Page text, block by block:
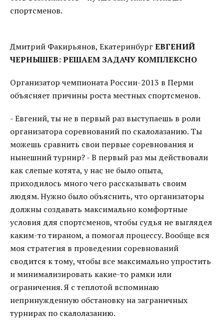
спортсменов.
Дмитрий Факирьянов, Екатеринбург ЕВГЕНИЙ
ЧЕРНЫШЕВ: РЕШАЕМ ЗАДАЧУ КОМПЛЕКСНО
Организатор чемпионата России-2013 в Перми
объясняет причины роста местных спортсменов.
- Евгений, ты не в первый раз выступаешь в роли
организатора соревнований по скалолазанию. Ты
можешь сравнить свои первые соревнования и
нынешний турнир? - В первый раз мы действовали
как слепые котята, у нас не было опыта,
приходилось много чего рассказывать своим
людям. Нужно было объяснить, что организаторы
должны создавать максимально комфортные
условия для спортсменов, чтобы судья не выглядел
каким-то тираном, а помогал процессу. Вообще вся
моя стратегия в проведении соревнований
сводится к тому, чтобы все максимально упростить
и минимализировать какие-то рамки или
ограничения. Я с теплотой вспоминаю
непринужденную обстановку на заграничных
турнирах по скалолазанию.